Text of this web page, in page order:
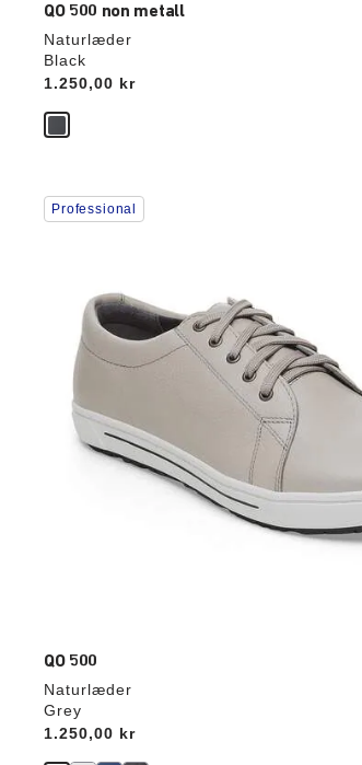
QO 500 non metall
Naturlæder
Black
Price:
1.250,00 kr
QO 500
Naturlæder
Grey
Price:
1.250,00 kr
Interaktion
med
produktbilledet
Professional